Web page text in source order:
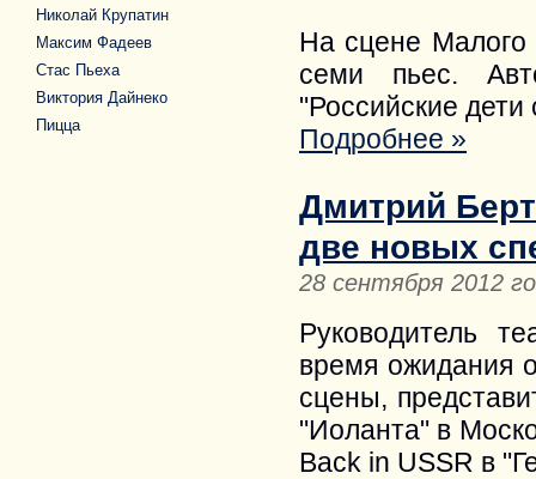
На сцене Малого
семи пьес.
"Российские
Подробнее »
Дмитрий
две новых
28 сентября 2012
Руководитель
время ожидания
сцены,
"Иоланта" в
Back in USSR в
Николай Крупатин
Максим Фадеев
Стас Пьеха
Виктория Дайнеко
Пицца